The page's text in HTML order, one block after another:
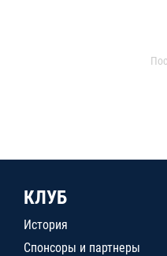
КЛУБ
История
Спонсоры и партнеры